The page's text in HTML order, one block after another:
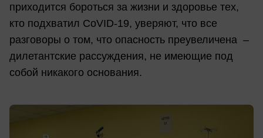
приходится бороться за жизни и здоровье тех,
кто подхватил CoVID-19, уверяют, что все
разговоры о том, что опасность преувеличена –
дилетантские рассуждения, не имеющие под
собой никакого основания.